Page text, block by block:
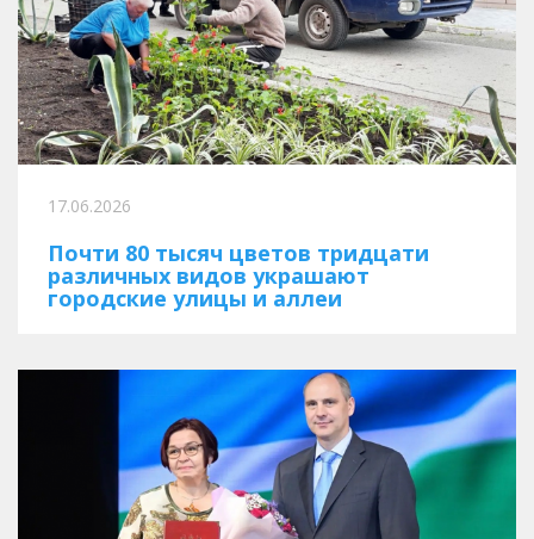
17.06.2026
Почти 80 тысяч цветов тридцати
различных видов украшают
городские улицы и аллеи